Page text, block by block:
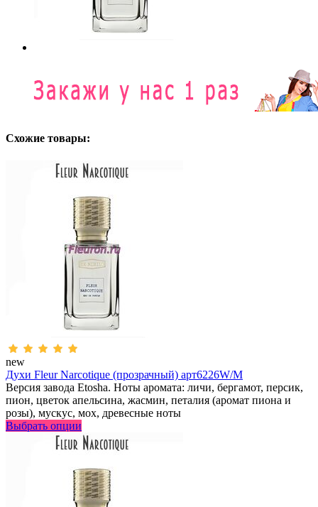
Схожие товары:
new
Духи Fleur Narcotique (прозрачный) арт6226W/M
Версия завода Etosha. Ноты аромата: личи, бергамот, персик,
пион, цветок апельсина, жасмин, петалия (аромат пиона и
розы), мускус, мох, древесные ноты
Выбрать опции